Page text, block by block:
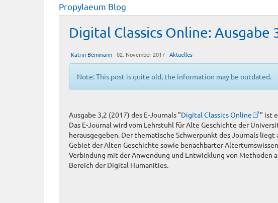
Propylaeum Blog
Digital Classics Online: Ausgabe
Katrin Bemmann- 02. November 2017 -Aktuelles
Note: This post is quite old, the information may be outdated.
Ausgabe 3,2 (2017) des E-Journals "Digital Classics Online
" ist
Das E-Journal wird vom Lehrstuhl für Alte Geschichte der
herausgegeben. Der thematische Schwerpunkt des Journals liegt
Gebiet der Alten Geschichte sowie benachbarter
Verbindung mit der Anwendung und Entwicklung von Methoden
Bereich der Digital Humanities.